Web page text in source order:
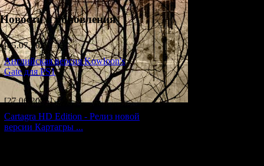
Новости и обновления
[05.07.2026] (9)
Английская версия Kowloon's
Gate для PS1
[27.06.2026] (4)
Cartagra HD Edition - Релиз новой
версии Картагры ...